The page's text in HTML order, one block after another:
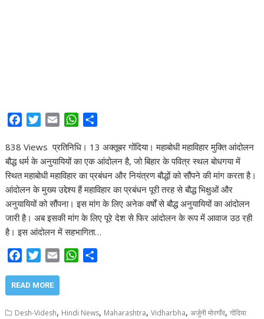
c
e
b
o
o
k
T
i
t
t
e
r
a
i
l
W
a
t
s
A
p
p
a
r
e
838 Views प्रतिनिधि। 13 अक्तूबर गोंदिया। महाबोधी महाविहार मुक्ति आंदोलन
बौद्ध धर्म के अनुयायियों का एक आंदोलन है, जो बिहार के पवित्र स्थल बोधगया में
स्थित महाबोधी महाविहार का प्रबंधन और नियंत्रण बौद्धों को सौंपने की मांग करता है।
आंदोलन के मुख्य उद्देश्य हैं महाविहार का प्रबंधन पूरी तरह से बौद्ध भिक्षुओं और
अनुयायियों को सौंपना। इस मांग के लिए अनेक वर्षों से बौद्ध अनुयायियों का आंदोलन
जारी है। अब इसकी मांग के लिए पूरे देश से फिर आंदोलन के रूप में आवाज उठ रही
है। इस आंदोलन में सहभागिता…
c
e
b
T
i
t
t
l
W
s
e
READ MORE
Desh-Videsh, Hindi News, Maharashtra,Vidharbha,अर्जुनी मोरगाँव,गोंदिया